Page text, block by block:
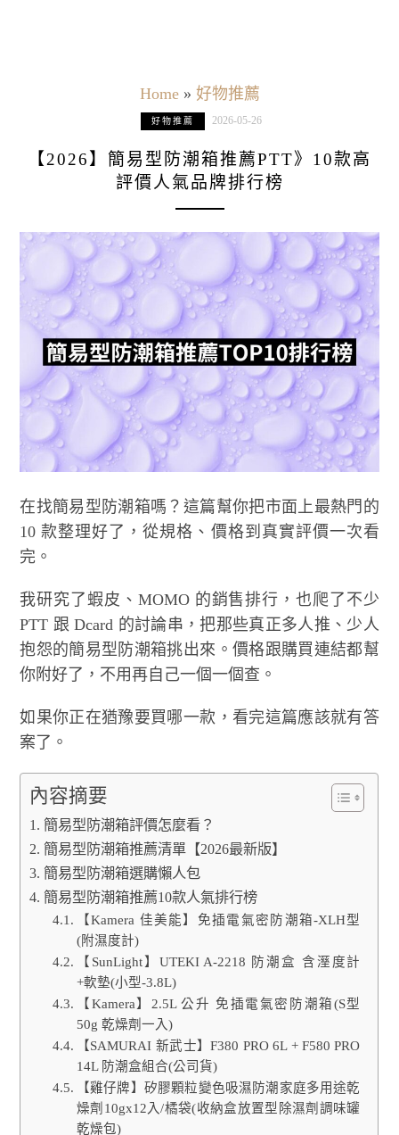
Home» 好物推薦
好物推薦 2026-05-26
【2026】簡易型防潮箱推薦PTT》10款高
評價人氣品牌排行榜
在找簡易型防潮箱嗎？這篇幫你把市面上最熱門的
10 款整理好了，從規格、價格到真實評價一次看
完。
我研究了蝦皮、MOMO 的銷售排行，也爬了不少
PTT 跟 Dcard 的討論串，把那些真正多人推、少人
抱怨的簡易型防潮箱挑出來。價格跟購買連結都幫
你附好了，不用再自己一個一個查。
如果你正在猶豫要買哪一款，看完這篇應該就有答
案了。
內容摘要
簡易型防潮箱評價怎麼看？
簡易型防潮箱推薦清單【2026最新版】
簡易型防潮箱選購懶人包
簡易型防潮箱推薦10款人氣排行榜
【Kamera 佳美能】免插電氣密防潮箱-XLH型
(附濕度計)
【SunLight】UTEKI A-2218 防潮盒 含溼度計
+軟墊(小型-3.8L)
【Kamera】2.5L 公升 免插電氣密防潮箱(S型
50g 乾燥劑一入)
【SAMURAI 新武士】F380 PRO 6L + F580 PRO
14L 防潮盒組合(公司貨)
【雞仔牌】矽膠顆粒變色吸濕防潮家庭多用途乾
燥劑10gx12入/橘袋(收納盒放置型除濕劑調味罐
乾燥包)